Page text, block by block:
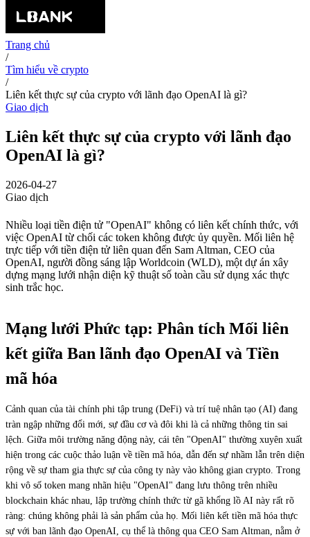
Trang chủ
/
Tìm hiểu về crypto
/
Liên kết thực sự của crypto với lãnh đạo OpenAI là gì?
Giao dịch
Liên kết thực sự của crypto với lãnh đạo
OpenAI là gì?
2026-04-27
Giao dịch
Nhiều loại tiền điện tử "OpenAI" không có liên kết chính thức, với
việc OpenAI từ chối các token không được ủy quyền. Mối liên hệ
trực tiếp với tiền điện tử liên quan đến Sam Altman, CEO của
OpenAI, người đồng sáng lập Worldcoin (WLD), một dự án xây
dựng mạng lưới nhận diện kỹ thuật số toàn cầu sử dụng xác thực
sinh trắc học.
Mạng lưới Phức tạp: Phân tích Mối liên
kết giữa Ban lãnh đạo OpenAI và Tiền
mã hóa
Cảnh quan của tài chính phi tập trung (DeFi) và trí tuệ nhân tạo (AI) đang
tràn ngập những đổi mới, sự đầu cơ và đôi khi là cả những thông tin sai
lệch. Giữa môi trường năng động này, cái tên "OpenAI" thường xuyên xuất
hiện trong các cuộc thảo luận về tiền mã hóa, dẫn đến sự nhầm lẫn trên diện
rộng về sự tham gia thực sự của công ty này vào không gian crypto. Trong
khi vô số token mang nhãn hiệu "OpenAI" đang lưu thông trên nhiều
blockchain khác nhau, lập trường chính thức từ gã khổng lồ AI này rất rõ
ràng: chúng không phải là sản phẩm của họ. Mối liên kết tiền mã hóa thực
sự với ban lãnh đạo OpenAI, cụ thể là thông qua CEO Sam Altman, nằm ở